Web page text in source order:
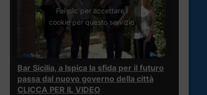
Fai clic per accettare i
cookie per questo servizio
Bar Sicilia, a Ispica la sfida per il futuro
passa dal nuovo governo della città
CLICCA PER IL VIDEO